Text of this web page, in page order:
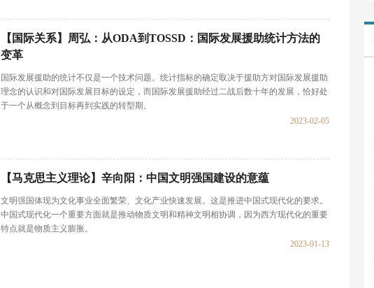
【国际关系】周弘：从ODA到TOSSD：国际发展援助统计方法的
变革
国际发展援助的统计不仅是一个技术问题。统计指标的确定取决于援助方对国际发展援助
理念的认识和对国际发展目标的设定，而国际发展援助经过二战后数十年的发展，恰好处
于一个从概念到目标再到实践的转型期。
2023-02-05
【马克思主义理论】辛向阳：中国文明强国建设的意蕴
文明强国体现为文化事业全面繁荣、文化产业快速发展。这是推进中国式现代化的要求。
中国式现代化一个重要方面就是推动物质文明和精神文明相协调，因为西方现代化的重要
特点就是物质主义膨胀。
2023-01-13